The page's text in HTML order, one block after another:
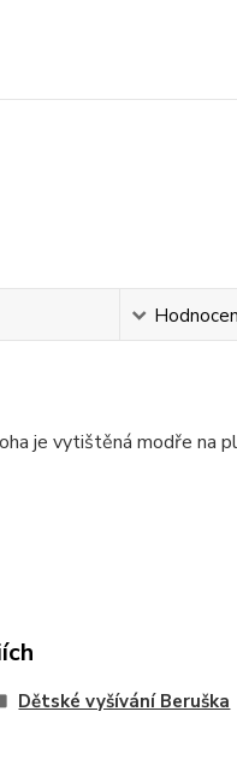
je vytištěná modře na
Dětské vyšívání Beruška